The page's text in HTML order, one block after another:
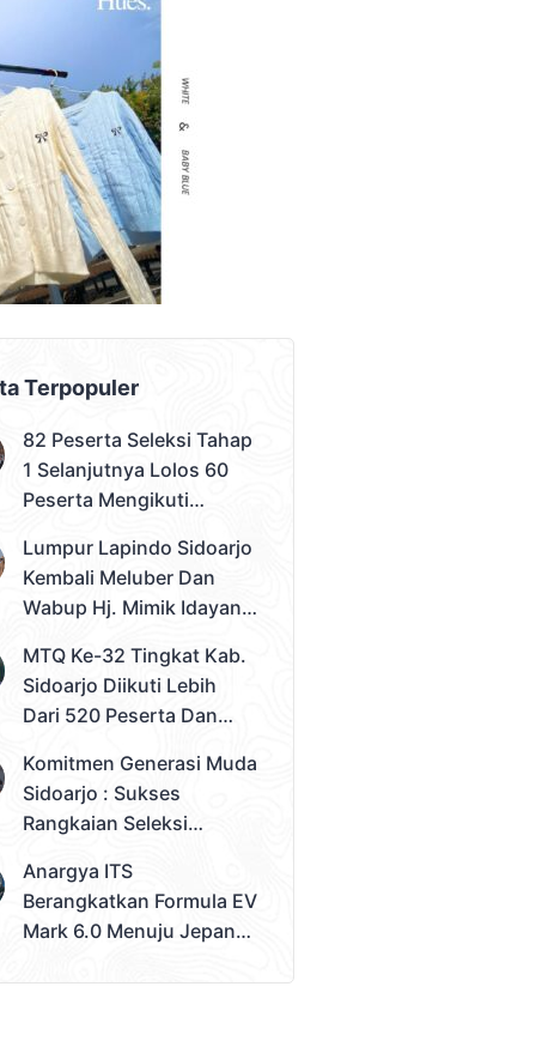
Terpopuler
82 Peserta Seleksi Tahap
1 Selanjutnya Lolos 60
Peserta Mengikuti
Pemilihan Duta Muda
Sidoarjo 2026
Lumpur Lapindo Sidoarjo
Kembali Meluber Dan
Wabup Hj. Mimik Idayana
MTQ Ke-32 Tingkat Kab.
Sidoarjo Diikuti Lebih
Dari 520 Peserta Dan
Juara Umum
Komitmen Generasi Muda
Sidoarjo : Sukses
Rangkaian Seleksi
Pemilihan Duta Muda
Sidoarjo 2026
Anargya ITS
Berangkatkan Formula EV
Mark 6.0 Menuju Jepang,
2026